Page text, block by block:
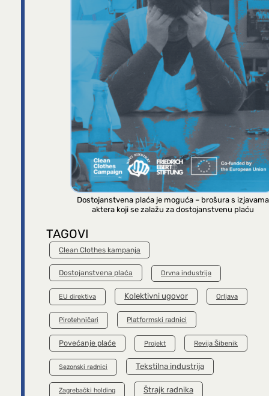
Dostojanstvena plaća je moguća – brošura s izjavama
aktera koji se zalažu za dostojanstvenu plaću
TAGOVI
Clean Clothes kampanja
Dostojanstvena plaća Drvna industrija
EU direktiva Kolektivni ugovor Orljava
Pirotehničari Platformski radnici
Povećanje plaće Projekt Revija Šibenik
Sezonski radnici Tekstilna industrija
Zagrebački holding Štrajk radnika